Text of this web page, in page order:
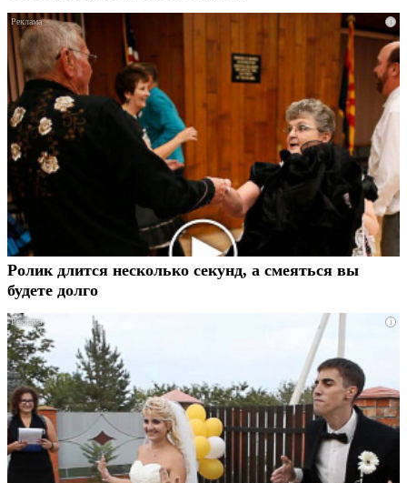
i
Ролик длится несколько секунд, а смеяться вы
будете долго
i